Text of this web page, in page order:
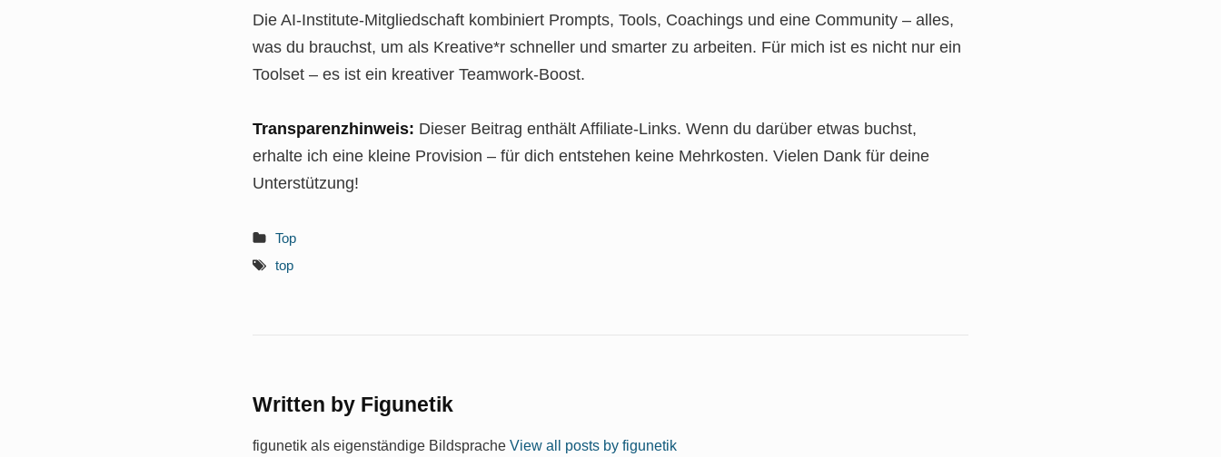
Die AI-Institute-Mitgliedschaft kombiniert Prompts, Tools, Coachings und eine Community – alles,
was du brauchst, um als Kreative*r schneller und smarter zu arbeiten. Für mich ist es nicht nur ein
Toolset – es ist ein kreativer Teamwork-Boost.
Transparenzhinweis: Dieser Beitrag enthält Affiliate-Links. Wenn du darüber etwas buchst,
erhalte ich eine kleine Provision – für dich entstehen keine Mehrkosten. Vielen Dank für deine
Unterstützung!
Top
top
Written by Figunetik
figunetik als eigenständige BildspracheView all posts by figunetik